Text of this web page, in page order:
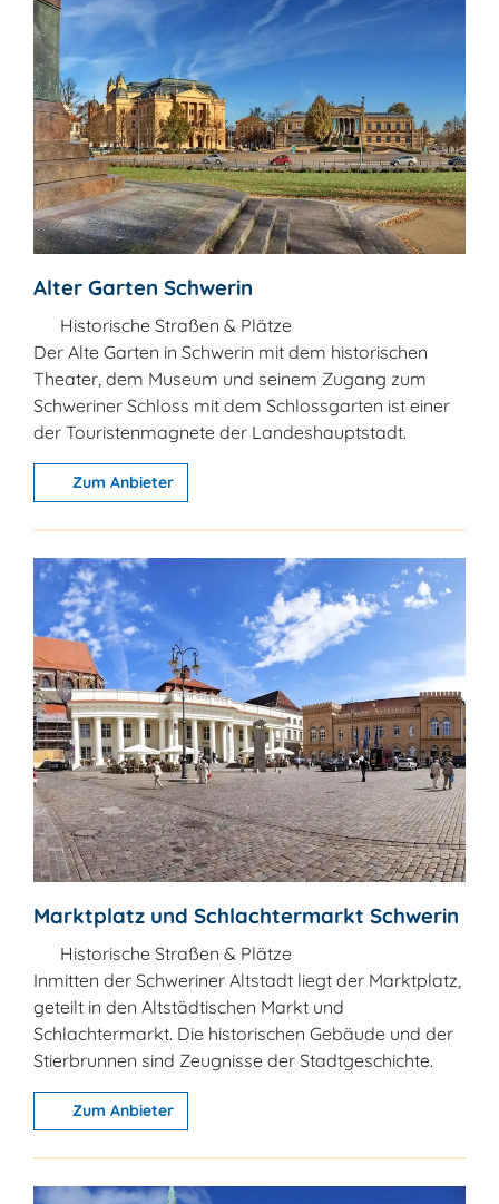
Alter Garten Schwerin
Historische Straßen & Plätze
Der Alte Garten in Schwerin mit dem historischen
Theater, dem Museum und seinem Zugang zum
Schweriner Schloss mit dem Schlossgarten ist einer
der Touristenmagnete der Landeshauptstadt.
Zum Anbieter
Marktplatz und Schlachtermarkt Schwerin
Historische Straßen & Plätze
Inmitten der Schweriner Altstadt liegt der Marktplatz,
geteilt in den Altstädtischen Markt und
Schlachtermarkt. Die historischen Gebäude und der
Stierbrunnen sind Zeugnisse der Stadtgeschichte.
Zum Anbieter